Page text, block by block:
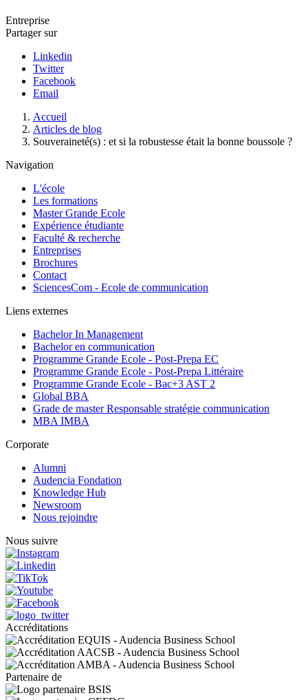
Entreprise
Partager sur
Linkedin
Twitter
Facebook
Email
d'Ariane
Accueil
Articles de blog
Souveraineté(s) : et si la robustesse était la bonne boussole ?
Navigation
L'école
Les formations
Master Grande Ecole
Expérience étudiante
Faculté & recherche
Entreprises
Brochures
Contact
SciencesCom - Ecole de communication
Liens externes
Bachelor In Management
Bachelor en communication
Programme Grande Ecole - Post-Prepa EC
Programme Grande Ecole - Post-Prepa Littéraire
Programme Grande Ecole - Bac+3 AST 2
Global BBA
Grade de master Responsable stratégie communication
MBA IMBA
Corporate
Alumni
Audencia Fondation
Knowledge Hub
Newsroom
Nous rejoindre
Nous suivre
Accréditations
Partenaire de